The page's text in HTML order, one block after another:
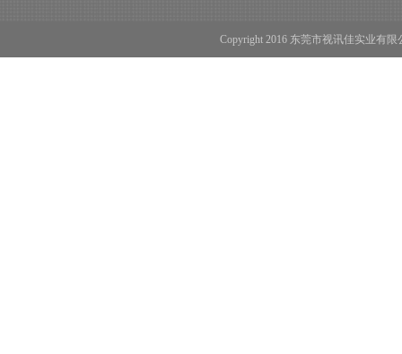
Copyright 2016 东莞市视讯佳实业有